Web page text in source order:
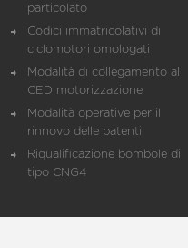
particolato
Codici immatricolativi di
ciclomotori omologati
Modalità di collegamento al
CED motorizzazione
Modalità operative per il
rinnovo delle patenti
Riqualificazione bombole di
tipo CNG4